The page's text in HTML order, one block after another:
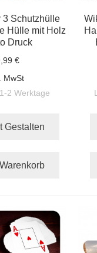
3 Schutzhülle
Hülle mit Holz
Druck
€
MwSt
1-2 Werktage
Gestalten